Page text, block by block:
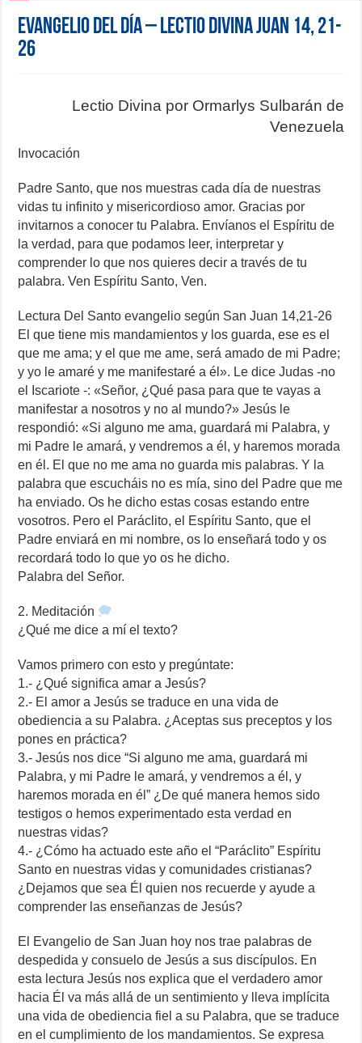
Evangelio del día – Lectio Divina Juan 14, 21-
26
Lectio Divina por Ormarlys Sulbarán de
Venezuela
Invocación
Padre Santo, que nos muestras cada día de nuestras
vidas tu infinito y misericordioso amor. Gracias por
invitarnos a conocer tu Palabra. Envíanos el Espíritu de
la verdad, para que podamos leer, interpretar y
comprender lo que nos quieres decir a través de tu
palabra. Ven Espíritu Santo, Ven.
Lectura Del Santo evangelio según San Juan 14,21-26
El que tiene mis mandamientos y los guarda, ese es el
que me ama; y el que me ame, será amado de mi Padre;
y yo le amaré y me manifestaré a él». Le dice Judas -no
el Iscariote -: «Señor, ¿Qué pasa para que te vayas a
manifestar a nosotros y no al mundo?» Jesús le
respondió: «Si alguno me ama, guardará mi Palabra, y
mi Padre le amará, y vendremos a él, y haremos morada
en él. El que no me ama no guarda mis palabras. Y la
palabra que escucháis no es mía, sino del Padre que me
ha enviado. Os he dicho estas cosas estando entre
vosotros. Pero el Paráclito, el Espíritu Santo, que el
Padre enviará en mi nombre, os lo enseñará todo y os
recordará todo lo que yo os he dicho.
Palabra del Señor.
2. Meditación
¿Qué me dice a mí el texto?
Vamos primero con esto y pregúntate:
1.- ¿Qué significa amar a Jesús?
2.- El amor a Jesús se traduce en una vida de
obediencia a su Palabra. ¿Aceptas sus preceptos y los
pones en práctica?
3.- Jesús nos dice “Si alguno me ama, guardará mi
Palabra, y mi Padre le amará, y vendremos a él, y
haremos morada en él” ¿De qué manera hemos sido
testigos o hemos experimentado esta verdad en
nuestras vidas?
4.- ¿Cómo ha actuado este año el “Paráclito” Espíritu
Santo en nuestras vidas y comunidades cristianas?
¿Dejamos que sea Él quien nos recuerde y ayude a
comprender las enseñanzas de Jesús?
El Evangelio de San Juan hoy nos trae palabras de
despedida y consuelo de Jesús a sus discípulos. En
esta lectura Jesús nos explica que el verdadero amor
hacia Él va más allá de un sentimiento y lleva implícita
una vida de obediencia fiel a su Palabra, que se traduce
en el cumplimiento de los mandamientos. Se expresa